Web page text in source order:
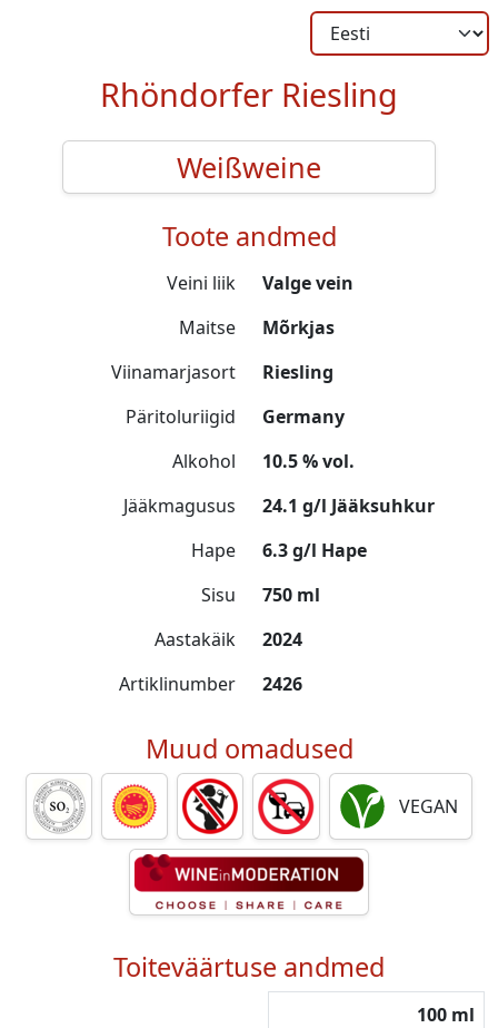
Rhöndorfer Riesling
Weißweine
Toote andmed
Veini liik
Valge vein
Maitse
Mõrkjas
Viinamarjasort
Riesling
Päritoluriigid
Germany
Alkohol
10.5 % vol.
Jääkmagusus
24.1 g/l Jääksuhkur
Hape
6.3 g/l Hape
Sisu
750 ml
Aastakäik
2024
Artiklinumber
2426
Muud omadused
VEGAN
Toiteväärtuse andmed
100 ml